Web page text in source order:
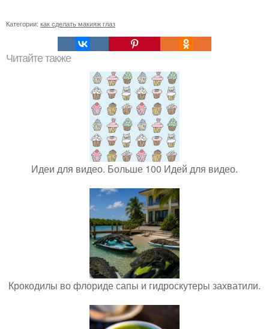
Категории: как сделать макияж глаз
Читайте также
Идеи для видео. Больше 100 Идей для видео.
Крокодилы во флориде сапы и гидроскутеры захватили.